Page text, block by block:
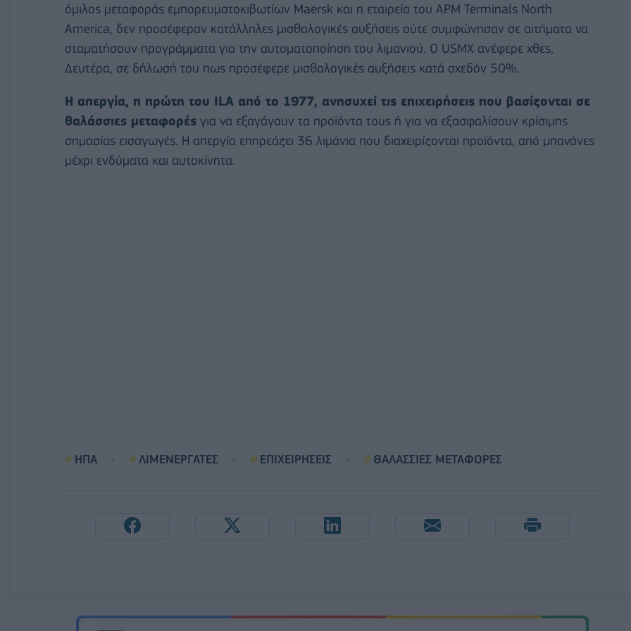
όμιλος μεταφοράς εμπορευματοκιβωτίων Maersk και η εταιρεία του APM Terminals North
America, δεν προσέφεραν κατάλληλες μισθολογικές αυξήσεις ούτε συμφώνησαν σε αιτήματα να
σταματήσουν προγράμματα για την αυτοματοποίηση του λιμανιού. Ο USMX ανέφερε χθες,
Δευτέρα, σε δήλωσή του πως προσέφερε μισθολογικές αυξήσεις κατά σχεδόν 50%.
Η απεργία, η πρώτη του ILA από το 1977, ανησυχεί τις επιχειρήσεις που βασίζονται σε
θαλάσσιες μεταφορές για να εξαγάγουν τα προϊόντα τους ή για να εξασφαλίσουν κρίσιμης
σημασίας εισαγωγές. Η απεργία επηρεάζει 36 λιμάνια που διαχειρίζονται προϊόντα, από μπανάνες
μέχρι ενδύματα και αυτοκίνητα.
ΗΠΑ ΛΙΜΕΝΕΡΓΑΤΕΣ ΕΠΙΧΕΙΡΗΣΕΙΣ ΘΑΛΑΣΣΙΕΣ ΜΕΤΑΦΟΡΕΣ